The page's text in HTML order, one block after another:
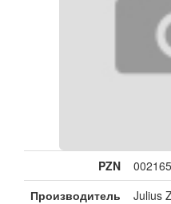
PZN
Производитель
Julius